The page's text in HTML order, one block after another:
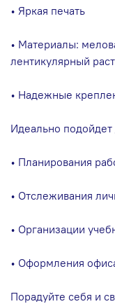
• Яркая печать
• Материалы:
лентикулярный
• Надежные
Идеально подойдет
• Планирования
• Отслеживания
• Организации
• Оформления
Порадуйте себя и